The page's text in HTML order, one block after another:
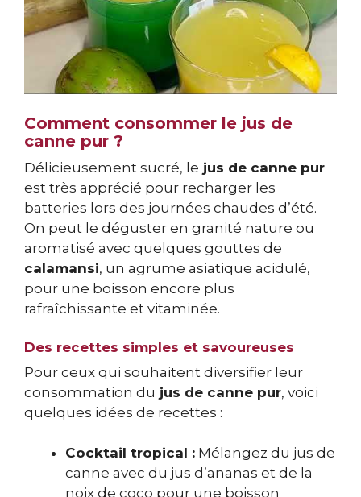
Comment consommer le jus de
canne pur ?
Délicieusement sucré, le jus de canne pur
est très apprécié pour recharger les
batteries lors des journées chaudes d’été.
On peut le déguster en granité nature ou
aromatisé avec quelques gouttes de
calamansi, un agrume asiatique acidulé,
pour une boisson encore plus
rafraîchissante et vitaminée.
Des recettes simples et savoureuses
Pour ceux qui souhaitent diversifier leur
consommation du jus de canne pur, voici
quelques idées de recettes :
Cocktail tropical : Mélangez du jus de
canne avec du jus d’ananas et de la
noix de coco pour une boisson